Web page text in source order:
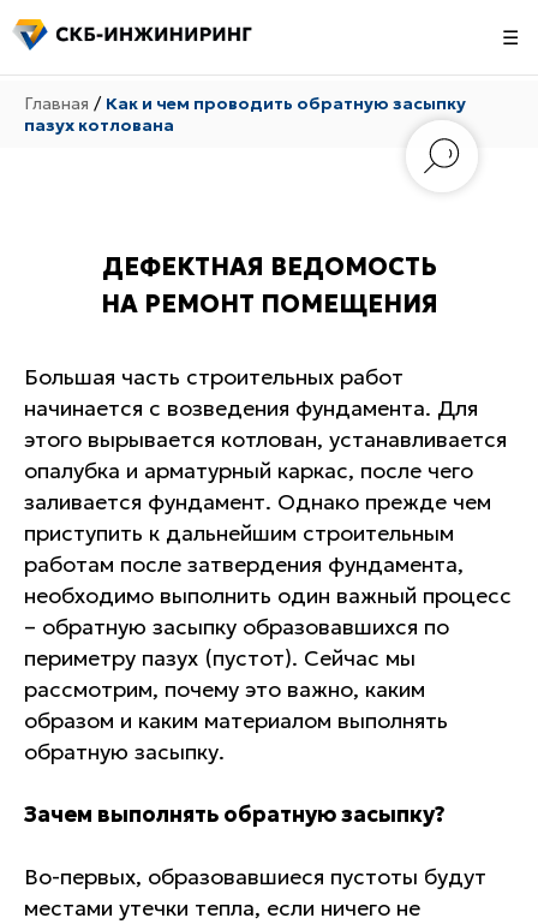
☰
Главная / Как и чем проводить обратную засыпку
пазух котлована
ДЕФЕКТНАЯ ВЕДОМОСТЬ
НА РЕМОНТ ПОМЕЩЕНИЯ
Большая часть строительных работ
начинается с возведения фундамента. Для
этого вырывается котлован, устанавливается
опалубка и арматурный каркас, после чего
заливается фундамент. Однако прежде чем
приступить к дальнейшим строительным
работам после затвердения фундамента,
необходимо выполнить один важный процесс
– обратную засыпку образовавшихся по
периметру пазух (пустот). Сейчас мы
рассмотрим, почему это важно, каким
образом и каким материалом выполнять
обратную засыпку.
Зачем выполнять обратную засыпку?
Во-первых, образовавшиеся пустоты будут
местами утечки тепла, если ничего не